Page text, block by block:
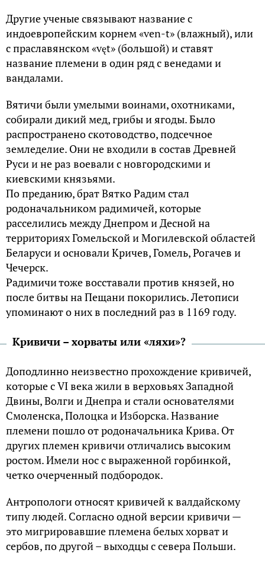
Другие ученые связывают название с
индоевропейским корнем «ven-t» (влажный), или
с праславянском «vęt» (большой) и ставят
название племени в один ряд с венедами и
вандалами.
Вятичи были умелыми воинами, охотниками,
собирали дикий мед, грибы и ягоды. Было
распространено скотоводство, подсечное
земледелие. Они не входили в состав Древней
Руси и не раз воевали с новгородскими и
киевскими князьями.
По преданию, брат Вятко Радим стал
родоначальником радимичей, которые
расселились между Днепром и Десной на
территориях Гомельской и Могилевской областей
Беларуси и основали Кричев, Гомель, Рогачев и
Чечерск.
Радимичи тоже восставали против князей, но
после битвы на Пещани покорились. Летописи
упоминают о них в последний раз в 1169 году.
Кривичи – хорваты или «ляхи»?
Доподлинно неизвестно прохождение кривичей,
которые с VI века жили в верховьях Западной
Двины, Волги и Днепра и стали основателями
Смоленска, Полоцка и Изборска. Название
племени пошло от родоначальника Крива. От
других племен кривичи отличались высоким
ростом. Имели нос с выраженной горбинкой,
четко очерченный подбородок.
Антропологи относят кривичей к валдайскому
типу людей. Согласно одной версии кривичи —
это мигрировавшие племена белых хорват и
сербов, по другой – выходцы с севера Польши.